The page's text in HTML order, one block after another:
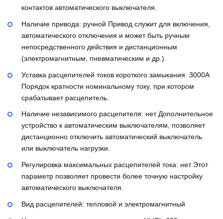
контактов автоматического выключателя.
Наличие привода: ручной Привод служит для включения,
автоматического отключения и может быть ручным
непосредственного действия и дистанционным
(электромагнитным, пневматическим и др.).
Уставка расцепителей токов короткого замыкания: 3000А
Порядок кратности номинальному току, при котором
срабатывает расцепитель.
Наличие независимого расцепителя: нетДополнительное
устройство к автоматическим выключателям, позволяет
дистанционно отключить автоматический выключатель
или выключатель нагрузки.
Регулировка максимальных расцепителей тока: нет Этот
параметр позволяет провести более точную настройку
автоматического выключателя.
Вид расцепителей: тепловой и электромагнитный